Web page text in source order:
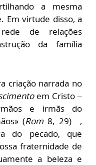
a mesma
Em virtude disso, a
de relações
da família
criação narrada no
em Cristo –
e irmãs do
(Rom 8, 29) –,
do pecado, que
fraternidade de
a beleza e